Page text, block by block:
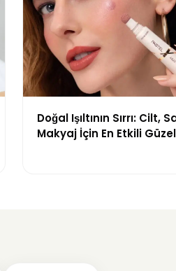
Doğal Işıltının Sırrı: Cilt,
Makyaj İçin En Etkili